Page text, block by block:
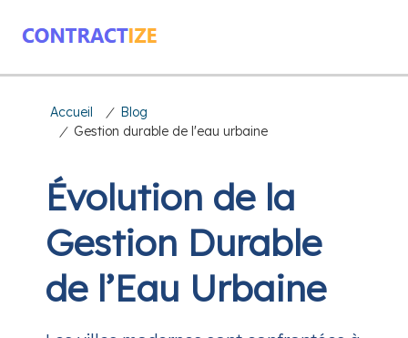
Accueil / Blog
/ Gestion durable de l'eau urbaine
Évolution de la
Gestion Durable
de l’Eau Urbaine